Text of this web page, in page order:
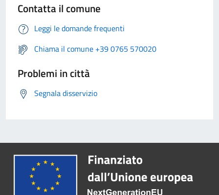
Contatta il comune
Leggi le domande frequenti
Chiama il comune +39 0765 570020
Problemi in città
Segnala disservizio